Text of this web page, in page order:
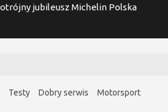
jubileusz Michelin Polska
Testy Dobry serwis
Motorsport